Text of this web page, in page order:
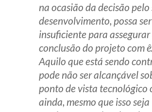
na ocasião da decisão pelo
desenvolvimento, possa ser
insuficiente para assegurar
conclusão do projeto com
Aquilo que está sendo
pode não ser alcançável
ponto de vista tecnológico
ainda, mesmo que isso seja